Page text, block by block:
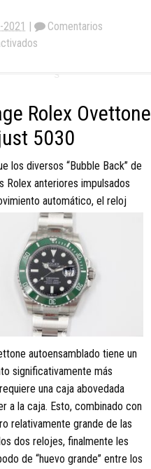
Comentarios
Rolex Ovettone
5030
los diversos “Bubble Back” de
Rolex anteriores impulsados
automático, el reloj
autoensamblado tiene un
significativamente más
una caja abovedada
a la caja. Esto, combinado con
relativamente grande de las
dos relojes, finalmente les
de “huevo grande” entre los